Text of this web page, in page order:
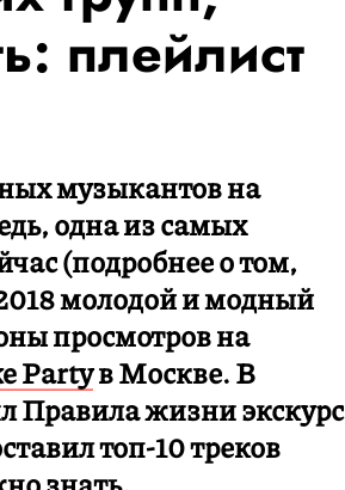
плейлист
музыкантов на
одна из самых
(подробнее о том,
молодой и модный
просмотров на
Partyв Москве. В
Правила жизни экскурс
топ-10 треков